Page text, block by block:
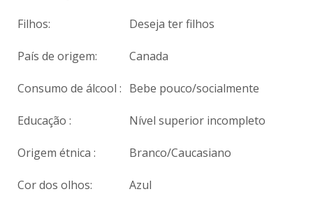
Filhos: Deseja ter filhos
País de origem: Canada
Consumo de álcool : Bebe pouco/socialmente
Educação : Nível superior incompleto
Origem étnica : Branco/Caucasiano
Cor dos olhos: Azul